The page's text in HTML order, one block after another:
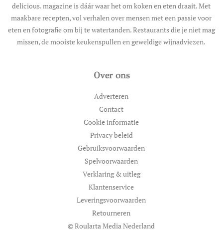
delicious. magazine is dáár waar het om koken en eten draait. Met
maakbare recepten, vol verhalen over mensen met een passie voor
eten en fotografie om bij te watertanden. Restaurants die je niet mag
missen, de mooiste keukenspullen en geweldige wijnadviezen.
Over ons
Adverteren
Contact
Cookie informatie
Privacy beleid
Gebruiksvoorwaarden
Spelvoorwaarden
Verklaring & uitleg
Klantenservice
Leveringsvoorwaarden
Retourneren
© Roularta Media Nederland